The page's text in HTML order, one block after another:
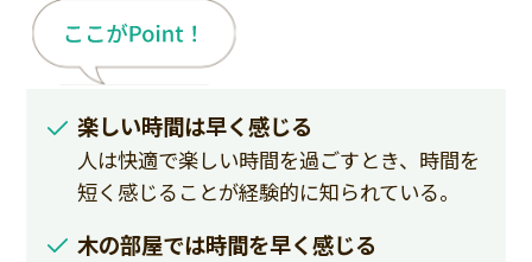
楽しい時間は早く感じる
人は快適で楽しい時間を過ごすとき、時間を
短く感じることが経験的に知られている。
木の部屋では時間を早く感じる